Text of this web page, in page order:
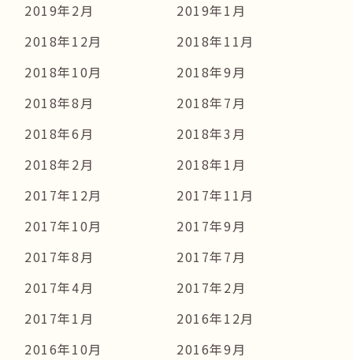
2019年2月
2019年1月
2018年12月
2018年11月
2018年10月
2018年9月
2018年8月
2018年7月
2018年6月
2018年3月
2018年2月
2018年1月
2017年12月
2017年11月
2017年10月
2017年9月
2017年8月
2017年7月
2017年4月
2017年2月
2017年1月
2016年12月
2016年10月
2016年9月